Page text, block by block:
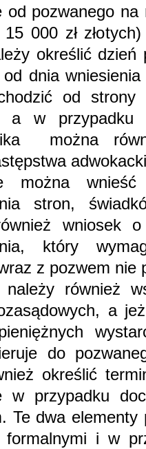
od pozwanego
000 zł
określić dzień
dnia
od strony
a w przypadku
można
można
stron,
wniosek
który
z pozwem nie
również
a
do
określić
w przypadku
Te dwa
formalnymi i w